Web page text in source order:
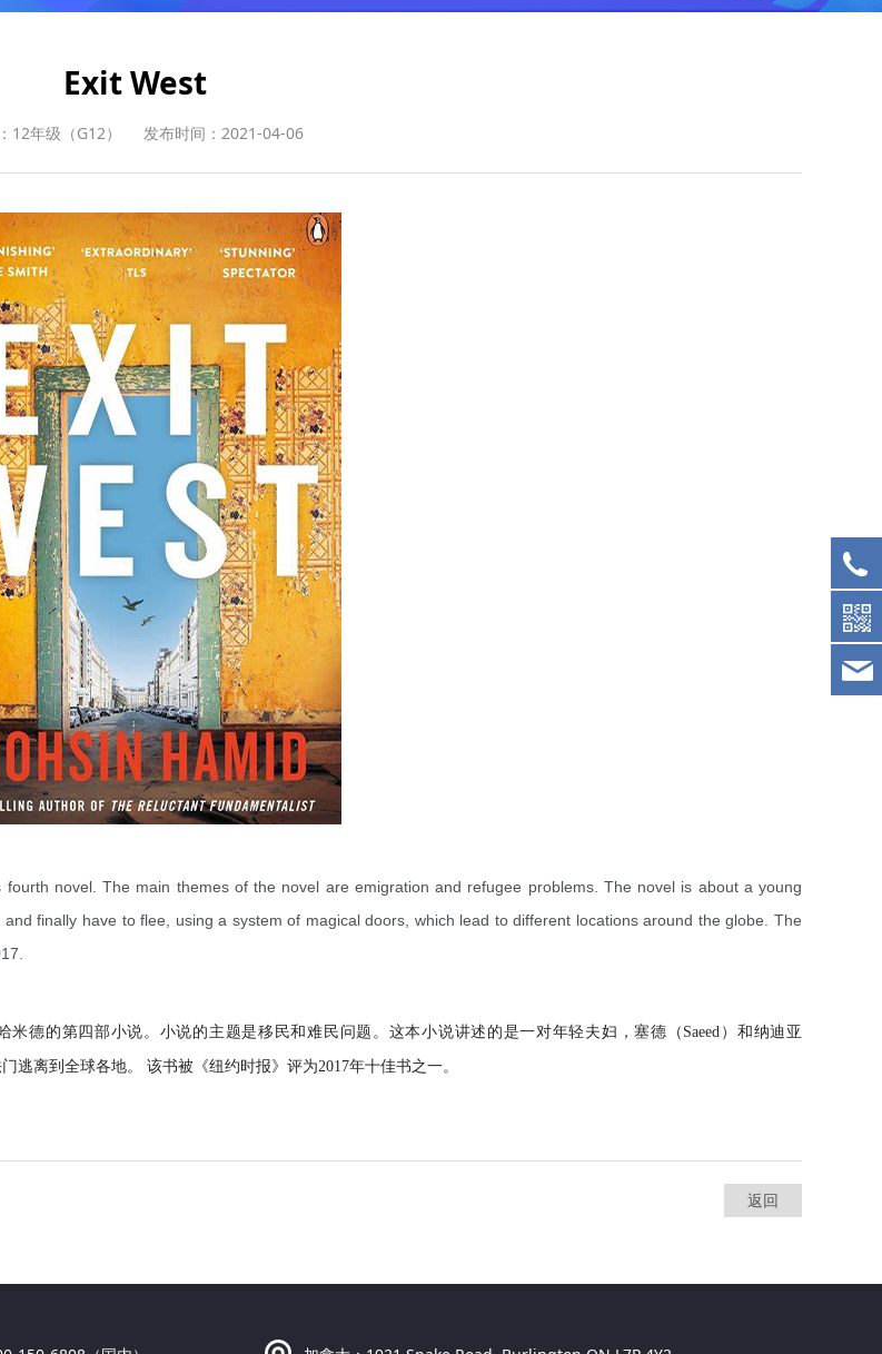
Exit West
12年级（G12） 发布时间：2021-04-06
novel. The main themes of the novel are emigration and refugee problems. The novel is about a young
finally have to flee, using a system of magical doors, which lead to different locations around the globe. The
米德的第四部小说。小说的主题是移民和难民问题。这本小说讲述的是一对年轻夫妇，塞德（Saeed）和纳迪亚
逃离到全球各地。 该书被《纽约时报》评为2017年十佳书之一。
返回